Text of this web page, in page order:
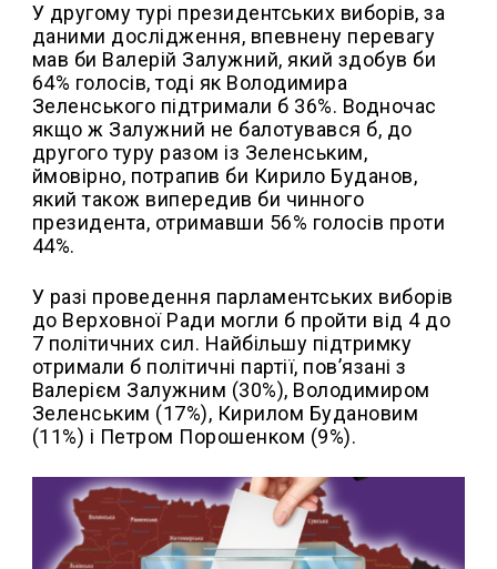
У другому турі президентських виборів, за
даними дослідження, впевнену перевагу
мав би Валерій Залужний, який здобув би
64% голосів, тоді як Володимира
Зеленського підтримали б 36%. Водночас
якщо ж Залужний не балотувався б, до
другого туру разом із Зеленським,
ймовірно, потрапив би Кирило Буданов,
який також випередив би чинного
президента, отримавши 56% голосів проти
44%.
У разі проведення парламентських виборів
до Верховної Ради могли б пройти від 4 до
7 політичних сил. Найбільшу підтримку
отримали б політичні партії, пов’язані з
Валерієм Залужним (30%), Володимиром
Зеленським (17%), Кирилом Будановим
(11%) і Петром Порошенком (9%).